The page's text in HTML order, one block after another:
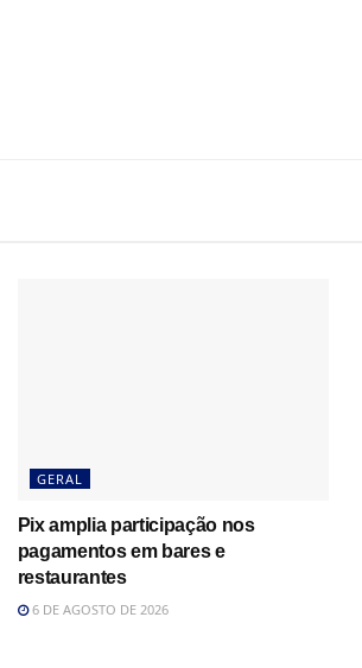
GERAL
Pix amplia participação nos
pagamentos em bares e
restaurantes
6 DE AGOSTO DE 2026